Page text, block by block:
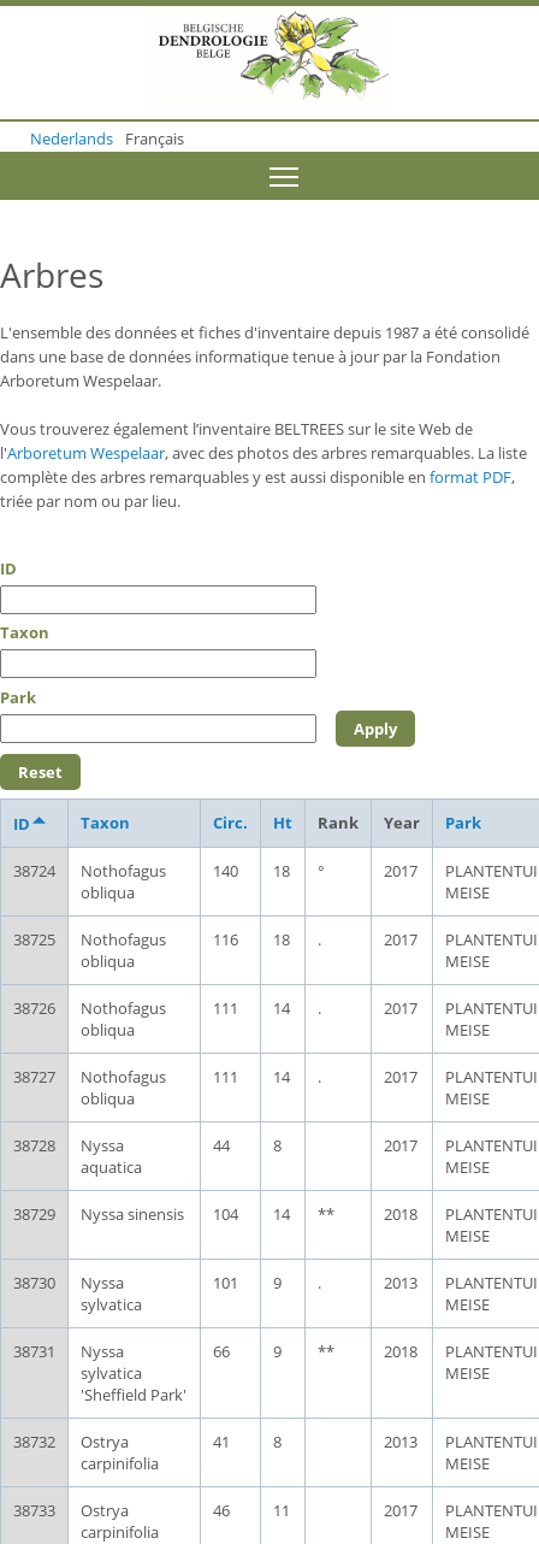
o
m
n
n
t
Nederlands Français
Arbres
L'ensemble des données et fiches d'inventaire depuis 1987 a été consolidé
dans une base de données informatique tenue à jour par la Fondation
Arboretum Wespelaar.
Vous trouverez également l’inventaire BELTREES sur le site Web de
l'Arboretum Wespelaar, avec des photos des arbres remarquables. La liste
complète des arbres remarquables y est aussi disponible en format PDF,
triée par nom ou par lieu.
ID
Taxon
Park
ID Taxon Circ. Ht Rank Year Park
38724
Nothofagus
obliqua
140 18 ° 2017
MEISE
38725
Nothofagus
obliqua
116 18 . 2017
MEISE
38726
Nothofagus
obliqua
111 14 . 2017
MEISE
38727
Nothofagus
obliqua
111 14 . 2017
MEISE
38728
Nyssa
aquatica
44 8 2017
MEISE
38729 Nyssa sinensis 104 14 ** 2018
MEISE
38730
Nyssa
sylvatica
101 9 . 2013
MEISE
38731
Nyssa
sylvatica
'Sheffield Park'
66 9 ** 2018
MEISE
38732
Ostrya
carpinifolia
41 8 2013
MEISE
38733
Ostrya
carpinifolia
46 11 2017
MEISE